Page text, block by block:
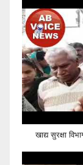
खाद्य सुरक्षा